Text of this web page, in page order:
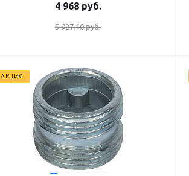
4 968руб.
5 927.10 руб.
АКЦИЯ